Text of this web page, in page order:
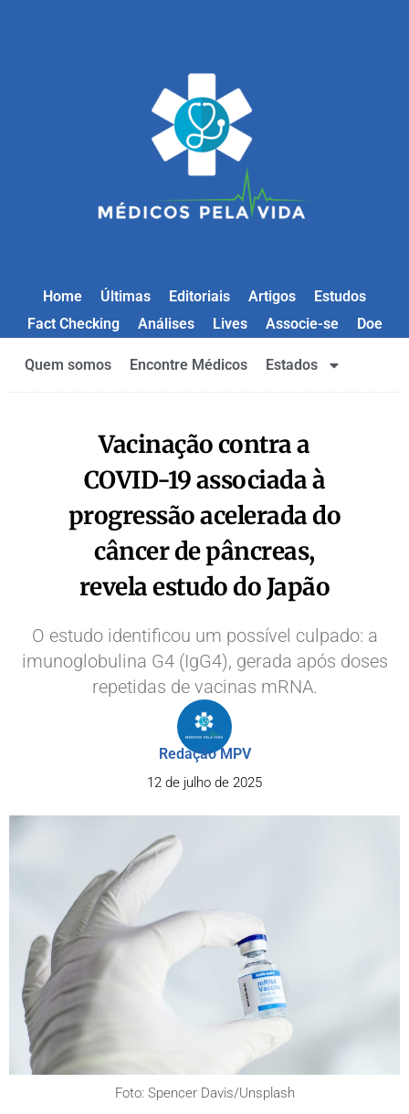
Home Últimas Editoriais Artigos
Estudos
Fact Checking
Análises Lives Associe-se Doe
Quem somos Encontre Médicos Estados
Vacinação contra a
COVID-19 associada à
progressão acelerada do
câncer de pâncreas,
revela estudo do Japão
O estudo identificou um possível culpado: a
imunoglobulina G4 (IgG4), gerada após doses
repetidas de vacinas mRNA.
Redação MPV
12 de julho de 2025
Foto: Spencer Davis/Unsplash